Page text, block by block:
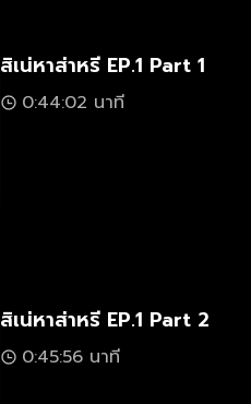
สิเน่หาส่าหรี EP.1 Part 1
0:44:02 นาที
สิเน่หาส่าหรี EP.1 Part 2
0:45:56 นาที